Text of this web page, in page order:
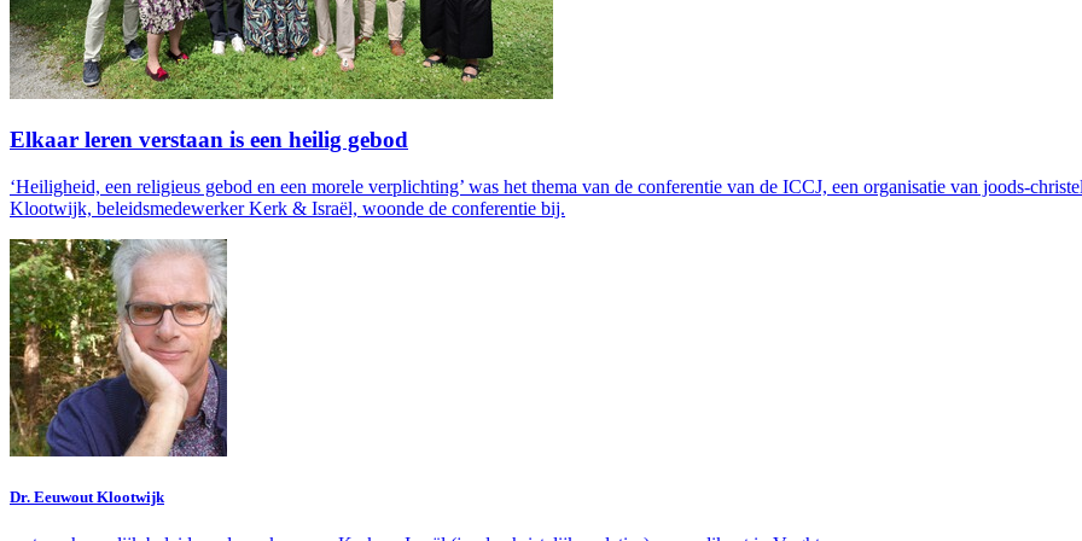
Elkaar leren verstaan is een heilig gebod
‘Heiligheid, een religieus gebod en een morele verplichting’ was het thema van de conferentie van de ICCJ, een organisatie van joods-
Klootwijk, beleidsmedewerker Kerk & Israël, woonde de conferentie bij.
Dr. Eeuwout Klootwijk